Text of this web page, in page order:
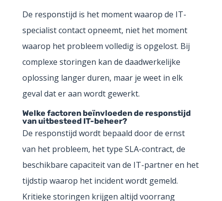
De responstijd is het moment waarop de IT-
specialist contact opneemt, niet het moment
waarop het probleem volledig is opgelost. Bij
complexe storingen kan de daadwerkelijke
oplossing langer duren, maar je weet in elk
geval dat er aan wordt gewerkt.
Welke factoren beïnvloeden de responstijd
van uitbesteed IT-beheer?
De responstijd wordt bepaald door de ernst
van het probleem, het type SLA-contract, de
beschikbare capaciteit van de IT-partner en het
tijdstip waarop het incident wordt gemeld.
Kritieke storingen krijgen altijd voorrang